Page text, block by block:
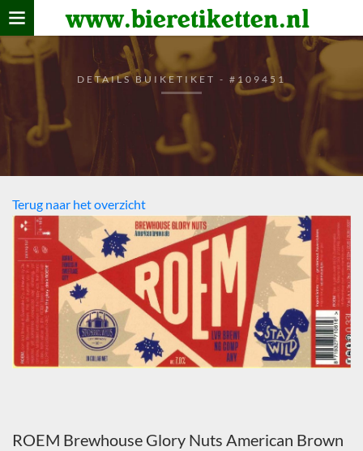
www.bieretiketten.nl
Home
verzamelen
De bierkaart
Bezoekers
DETAILS BUIKETIKET - #109451
Terug naar het overzicht
ROEM Brewhouse Glory Nuts American Brown